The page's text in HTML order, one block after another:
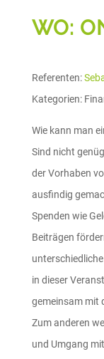
WO:
Referenten:
Kategorien:
Wie kann man
Sind nicht
der Vorhaben
ausfindig
Spenden wie
Beiträgen
in dieser
gemeinsam mit
Zum anderen
und Umgang